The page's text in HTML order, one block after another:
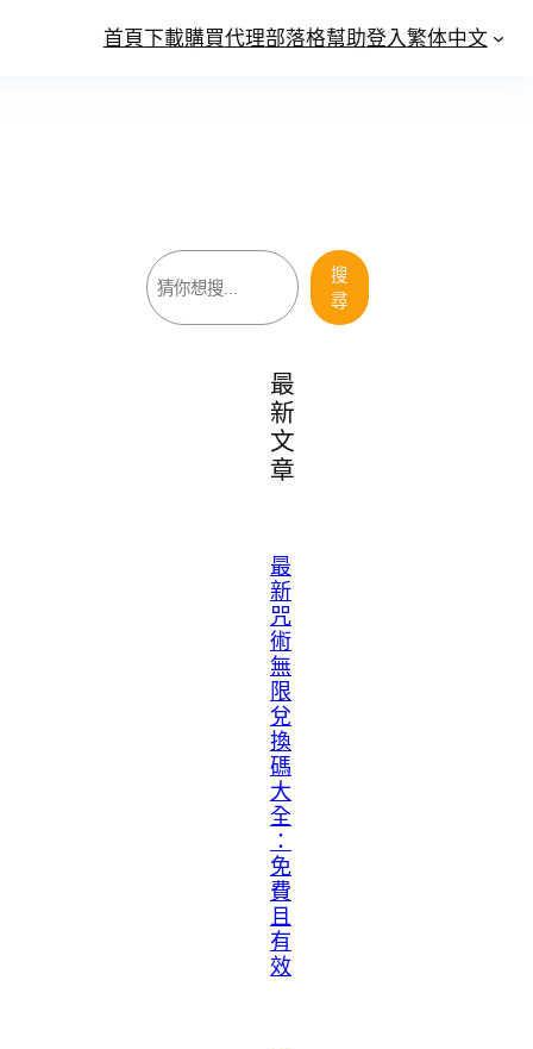
首頁下載購買代理部落格幫助登入繁体中文
搜
尋
搜
尋
最
新
文
章
最
新
咒
術
無
限
兌
換
碼
大
全
：
免
費
且
有
效